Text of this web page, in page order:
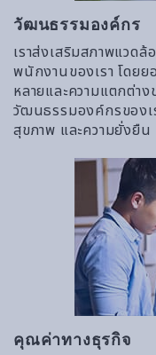
วัฒนธรรมองค์กร
เราส่งเสริมสภาพแวด
พนักงานของเรา โดย
หลายและความแตกต่
วัฒนธรรมองค์กรของเ
สุขภาพ และความยั่งยืน
คุณค่าทางธุรกิจ